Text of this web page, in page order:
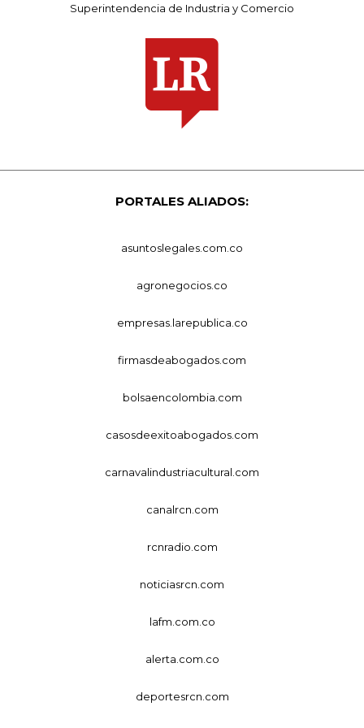
Superintendencia de Industria y Comercio
PORTALES ALIADOS:
asuntoslegales.com.co
agronegocios.co
empresas.larepublica.co
firmasdeabogados.com
bolsaencolombia.com
casosdeexitoabogados.com
carnavalindustriacultural.com
canalrcn.com
rcnradio.com
noticiasrcn.com
lafm.com.co
alerta.com.co
deportesrcn.com